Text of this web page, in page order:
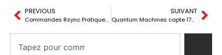
PREVIOUS
Commandes Rsync Pratiques : Cas Réels pour Améliorer la Gestion des Fichiers
SUIVANT
Quantum Machines capte 170 millions de dollars et se consolide comme fournisseur clé en informatique quantique